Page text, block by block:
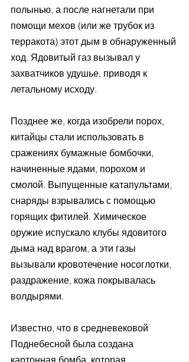
полынью, а после нагнетали при
помощи мехов (или же трубок из
терракота) этот дым в обнаруженный
ход. Ядовитый газ вызывал у
захватчиков удушье, приводя к
летальному исходу.
Позднее же, когда изобрели порох,
китайцы стали использовать в
сражениях бумажные бомбочки,
начиненные ядами, порохом и
смолой. Выпущенные катапультами,
снаряды взрывались с помощью
горящих фитилей. Химическое
оружие испускало клубы ядовитого
дыма над врагом, а эти газы
вызывали кровотечение носоглотки,
раздражение, кожа покрывалась
волдырями.
Известно, что в средневековой
Поднебесной была создана
картонная бомба, которая